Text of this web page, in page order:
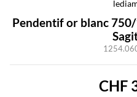
Pendentif or blanc
CHF